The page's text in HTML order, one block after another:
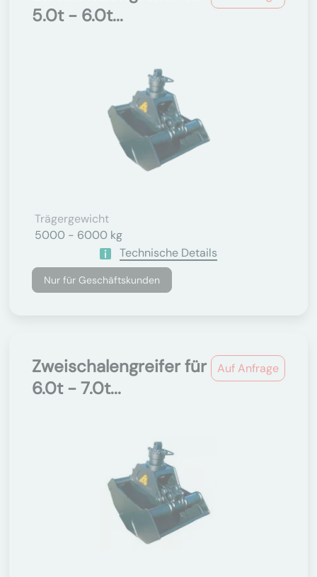
5.0t - 6.0t...
Trägergewicht
5000 - 6000 kg
Technische Details
Nur für Geschäftskunden
Auf Anfrage
Zweischalengreifer für
6.0t - 7.0t...